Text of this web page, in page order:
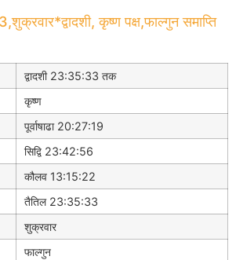
कृष्ण पक्ष,फाल्गुन समाप्ति
द्वादशी 23:35:33 तक
कृष्ण
पूर्वाषाढा 20:27:19
सिद्वि 23:42:56
कौलव 13:15:22
तैतिल 23:35:33
शुक्रवार
फाल्गुन